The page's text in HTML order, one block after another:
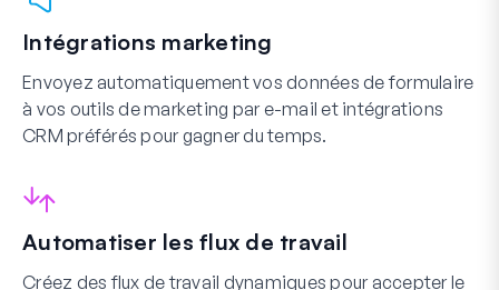
Intégrations marketing
Envoyez automatiquement vos données de formulaire
à vos outils de marketing par e-mail et intégrations
CRM préférés pour gagner du temps.
Automatiser les flux de travail
Créez des flux de travail dynamiques pour accepter le